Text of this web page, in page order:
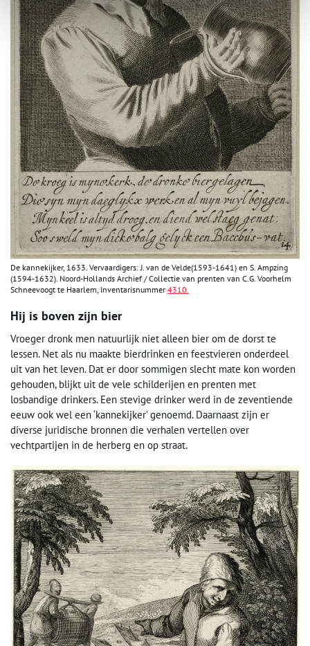
De kannekijker, 1633. Vervaardigers: J. van de Velde(1593-1641) en S. Ampzing
(1594-1632). Noord-Hollands Archief / Collectie van prenten van C.G. Voorhelm
Schneevoogt te Haarlem, Inventarisnummer 4310.
Hij is boven zijn bier
Vroeger dronk men natuurlijk niet alleen bier om de dorst te
lessen. Net als nu maakte bierdrinken en feestvieren onderdeel
uit van het leven. Dat er door sommigen slecht mate kon worden
gehouden, blijkt uit de vele schilderijen en prenten met
losbandige drinkers. Een stevige drinker werd in de zeventiende
eeuw ook wel een ‘kannekijker’ genoemd. Daarnaast zijn er
diverse juridische bronnen die verhalen vertellen over
vechtpartijen in de herberg en op straat.